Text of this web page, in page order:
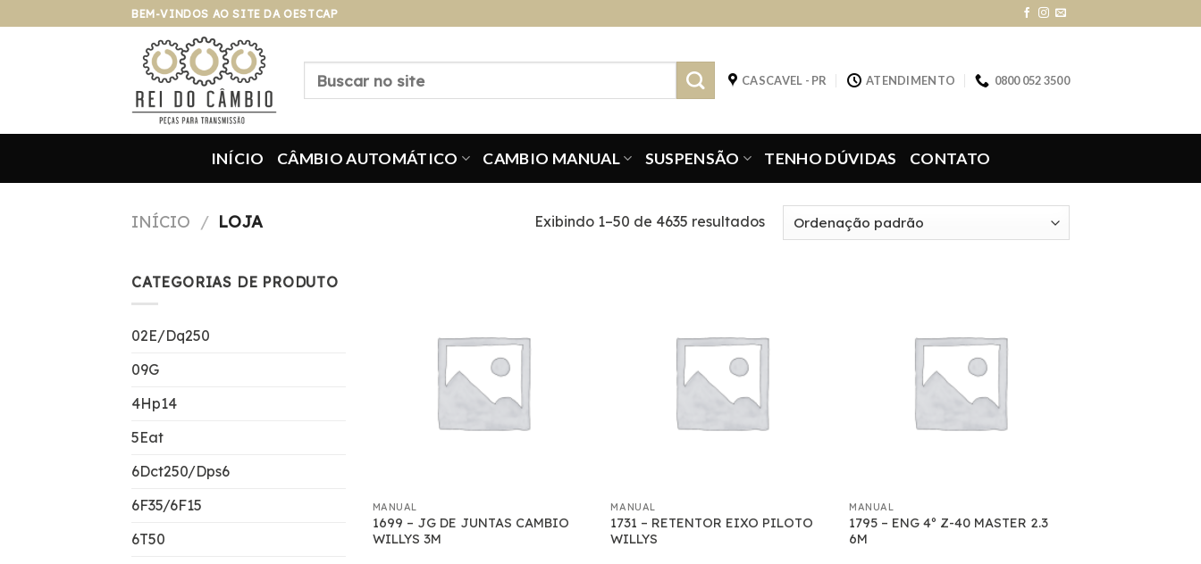
para
BEM-VINDOS AO SITE DA OESTCAP
Pesquisar
CASCAVEL - PR ATENDIMENTO 0800 052 3500
INÍCIO CÂMBIO AUTOMÁTICO CAMBIO MANUAL SUSPENSÃO TENHO DÚVIDAS CONTATO
INÍCIO / LOJA Exibindo 1–50 de 4635 resultados
CATEGORIAS DE PRODUTO
02E/Dq250
09G
4Hp14
5Eat
6Dct250/Dps6
6F35/6F15
6T50
MANUAL
1699 – JG DE JUNTAS CAMBIO
WILLYS 3M
MANUAL
1731 – RETENTOR EIXO PILOTO
WILLYS
MANUAL
1795 – ENG 4º Z-40 MASTER 2.3
6M